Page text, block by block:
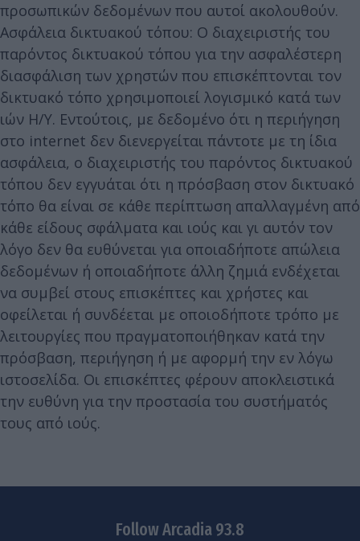
προσωπικών δεδομένων που αυτοί ακολουθούν.
Ασφάλεια δικτυακού τόπου: Ο διαχειριστής του
παρόντος δικτυακού τόπου για την ασφαλέστερη
διασφάλιση των χρηστών που επισκέπτονται τον
δικτυακό τόπο χρησιμοποιεί λογισμικό κατά των
ιών Η/Υ. Εντούτοις, με δεδομένο ότι η περιήγηση
στο internet δεν διενεργείται πάντοτε με τη ίδια
ασφάλεια, ο διαχειριστής του παρόντος δικτυακού
τόπου δεν εγγυάται ότι η πρόσβαση στον δικτυακό
τόπο θα είναι σε κάθε περίπτωση απαλλαγμένη από
κάθε είδους σφάλματα και ιούς και γι αυτόν τον
λόγο δεν θα ευθύνεται για οποιαδήποτε απώλεια
δεδομένων ή οποιαδήποτε άλλη ζημιά ενδέχεται
να συμβεί στους επισκέπτες και χρήστες και
οφείλεται ή συνδέεται με οποιοδήποτε τρόπο με
λειτουργίες που πραγματοποιήθηκαν κατά την
πρόσβαση, περιήγηση ή με αφορμή την εν λόγω
ιστοσελίδα. Οι επισκέπτες φέρουν αποκλειστικά
την ευθύνη για την προστασία του συστήματός
τους από ιούς.
Follow Arcadia 93.8